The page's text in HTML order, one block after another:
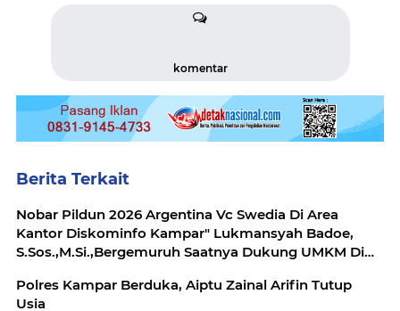
komentar
Berita Terkait
Nobar Pildun 2026 Argentina Vc Swedia Di Area
Kantor Diskominfo Kampar" Lukmansyah Badoe,
S.Sos.,M.Si.,Bergemuruh Saatnya Dukung UMKM Di
Polres Kampar Berduka, Aiptu Zainal Arifin Tutup
Usia